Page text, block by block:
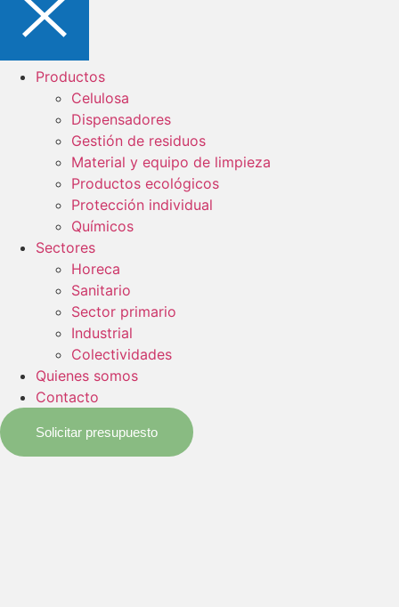
Productos
Celulosa
Dispensadores
Gestión de residuos
Material y equipo de limpieza
Productos ecológicos
Protección individual
Químicos
Sectores
Horeca
Sanitario
Sector primario
Industrial
Colectividades
Quienes somos
Contacto
Solicitar presupuesto